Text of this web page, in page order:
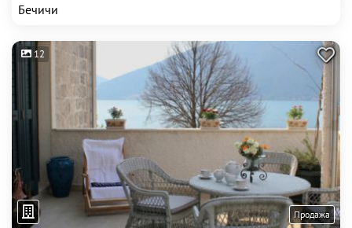
Бечичи
12
Продажа